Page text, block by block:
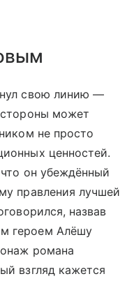
свою линию —
может
не просто
ценностей.
он убеждённый
правления лучшей
назвав
героем Алёшу
романа
взгляд кажется